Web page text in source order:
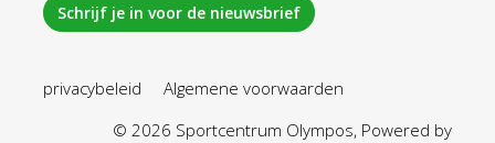
Schrijf je in voor de nieuwsbrief
privacybeleid
Algemene voorwaarden
© 2026 Sportcentrum Olympos, Powered by